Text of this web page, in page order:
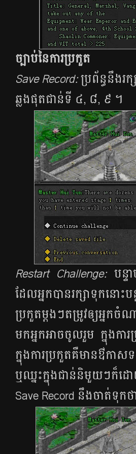
ច្បាប់នៃការប្រកួត
Save Record:ប្រព័ន្ធនឹងរ
ឆ្លងផុតជាន់ទី ៤, ៨, ៩​ ។
Restart​ Challenge:បន្ទា
ដែល​អ្នក​បាន​រក្សាទុក​នោ
ប្រកួត​ម្តងៗ​តម្រូវ​ឲ្យ​អ្នក​​ចំ
មក​អ្នក​អាច​ចូល​រួម​ ក្នុង​ក
ក្នុង​ការ​ប្រកួត​គឺ​មាន​ឳកា
ឬ​ឈ្នះ​ក្នុង​ជាន់​និមួយៗ​ក៏
Save​ Record នឹង​ចាត់​ទុក​